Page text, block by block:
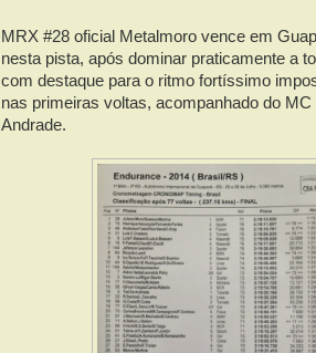
MRX #28 oficial Metalmoro vence em
nesta pista, após dominar praticamente a
com destaque para o ritmo fortíssimo
nas primeiras voltas, acompanhado do MC
Andrade.